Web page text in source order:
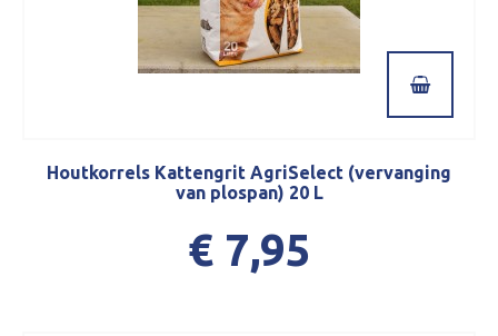
Houtkorrels Kattengrit AgriSelect (vervanging
van plospan) 20 L
€ 7,95